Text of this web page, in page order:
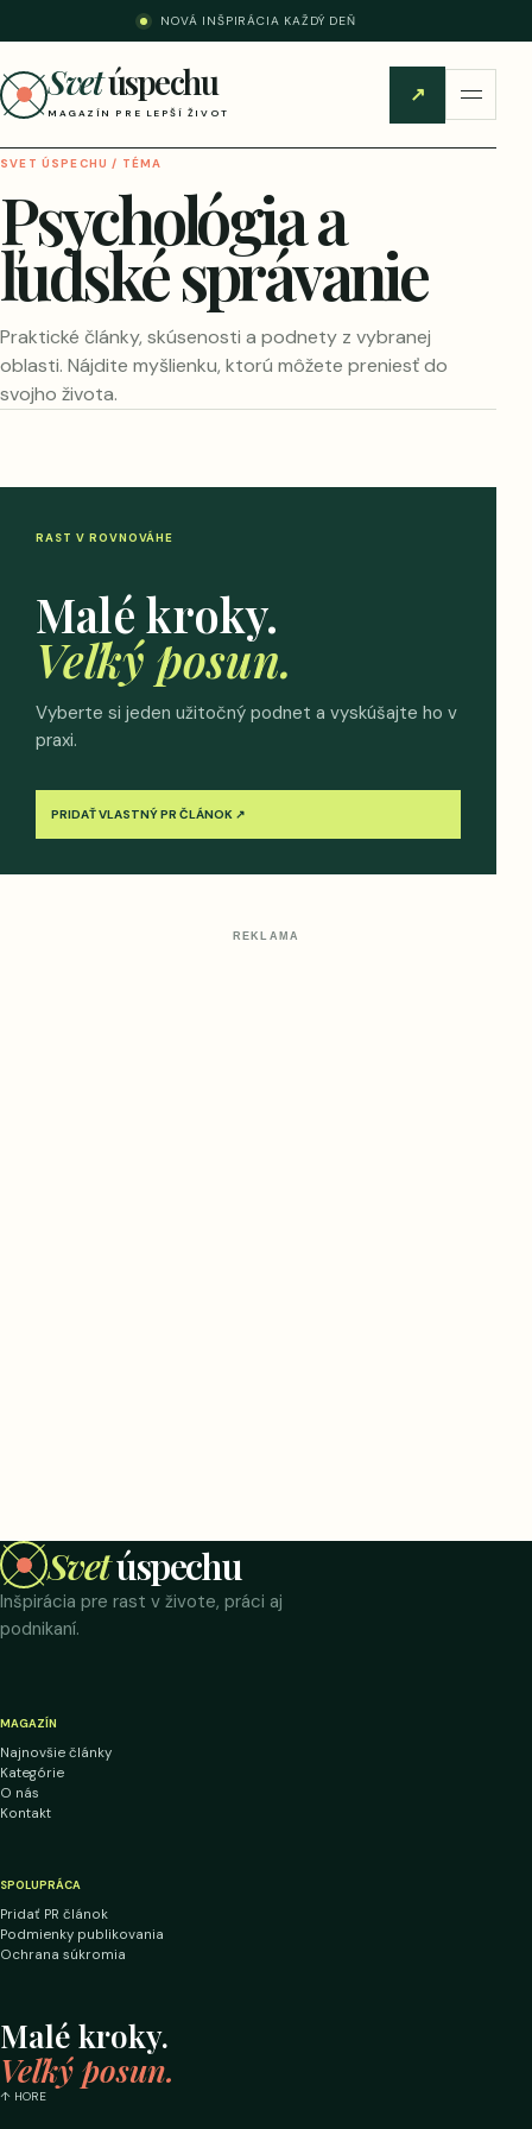
NOVÁ INŠPIRÁCIA KAŽDÝ DEŇ
Svetúspechu
MAGAZÍN PRE LEPŠÍ ŽIVOT
↗
SVET ÚSPECHU / TÉMA
Psychológia a
ľudské správanie
Praktické články, skúsenosti a podnety z vybranej
oblasti. Nájdite myšlienku, ktorú môžete preniesť do
svojho života.
RAST V ROVNOVÁHE
Malé kroky.
Veľký posun.
Vyberte si jeden užitočný podnet a vyskúšajte ho v
praxi.
PRIDAŤ VLASTNÝ PR ČLÁNOK ↗
REKLAMA
Svetúspechu
Inšpirácia pre rast v živote, práci aj
podnikaní.
MAGAZÍN
Najnovšie články
Kategórie
O nás
Kontakt
SPOLUPRÁCA
Pridať PR článok
Podmienky publikovania
Ochrana súkromia
Malé kroky.
Veľký posun.
↑ HORE